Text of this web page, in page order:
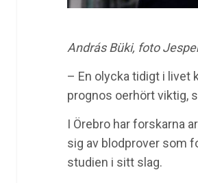
András Büki, foto
– En olycka tidigt i livet
prognos oerhört viktig,
I Örebro har forskarna
sig av blodprover som
studien i sitt slag.